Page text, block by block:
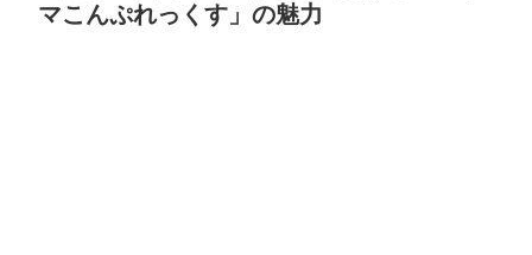
マこんぷれっくす」の魅力